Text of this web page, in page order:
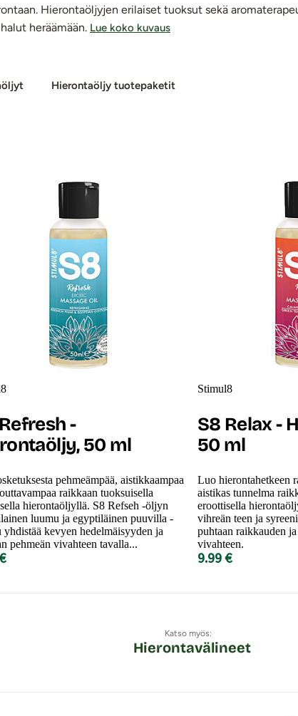
Hierontaöljyjen erilaiset tuoksut sekä
heräämään. Lue koko kuvaus
Hie­ron­ta­öljy tuotepaketit
-
50 ml
pehmeämpää, aistikkaampaa
raikkaan tuoksuisella
hierontaöljyllä. S8 Refseh -öljyn
luumu ja egyptiläinen puuvilla -
yhdistää kevyen hedelmäisyyden ja
pehmeän vivahteen tavalla...
Stimul8
S8 Relax -
50 ml
Luo hierontahetkeen
aistikas tunnelma
eroottisella
vihreän teen ja
puhtaan raikkauden
vivahteen.
9.99 €
Katso myös:
Hierontavälineet